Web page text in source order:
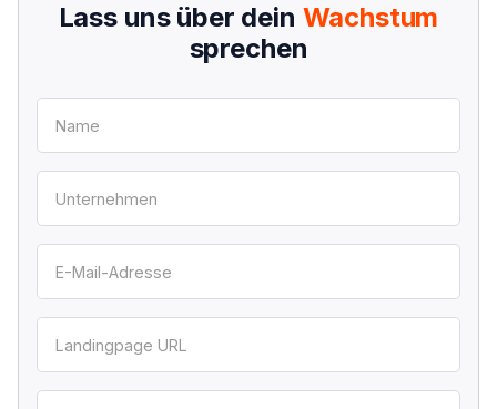
Lass uns über dein Wachstum
sprechen